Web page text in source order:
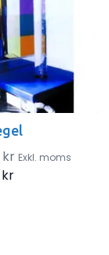
kr Exkl. moms